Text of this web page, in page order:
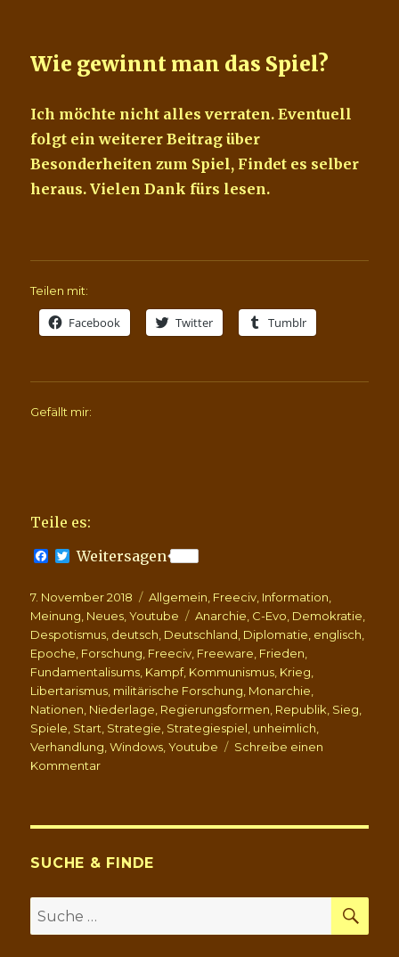
Wie gewinnt man das Spiel?
Ich möchte nicht alles verraten. Eventuell
folgt ein weiterer Beitrag über
Besonderheiten zum Spiel, Findet es selber
heraus. Vielen Dank fürs lesen.
Teilen mit:
Facebook Twitter Tumblr
Gefällt mir:
Teile es:
F
e
b
o
k
T
t
t
e
r
Weitersagen
Veröffentlicht
am
7. November 2018 Kategorien
Allgemein, Freeciv, Information,
Meinung, Neues,Youtube Schlagwörter
Anarchie, C-Evo, Demokratie,
Despotismus, deutsch, Deutschland, Diplomatie, englisch,
Epoche, Forschung, Freeciv, Freeware, Frieden,
Fundamentalisums, Kampf, Kommunismus, Krieg,
Libertarismus, militärische Forschung, Monarchie,
Nationen, Niederlage, Regierungsformen, Republik, Sieg,
Spiele, Start, Strategie, Strategiespiel, unheimlich,
Verhandlung,Windows,Youtube
Schreibe einen
Kommentarzu
Strategiespiele
Vergleich
SUCHE & FINDE
Suche
nach: